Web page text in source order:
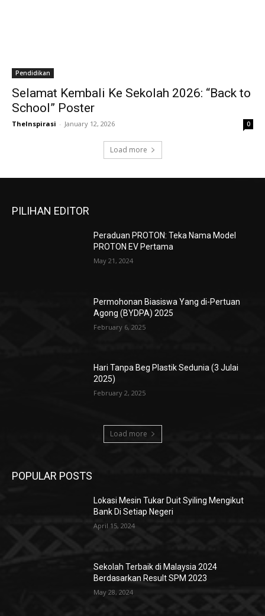
Pendidikan
Selamat Kembali Ke Sekolah 2026: “Back to
School” Poster
TheInspirasi - January 12, 2026 0
Load more
PILIHAN EDITOR
Peraduan PROTON: Teka Nama Model
PROTON EV Pertama
May 21, 2024
Permohonan Biasiswa Yang di-Pertuan
Agong (BYDPA) 2025
February 6, 2025
Hari Tanpa Beg Plastik Sedunia (3 Julai
2025)
February 2, 2025
Load more
POPULAR POSTS
Lokasi Mesin Tukar Duit Syiling Mengikut
Bank Di Setiap Negeri
April 15, 2024
Sekolah Terbaik di Malaysia 2024
Berdasarkan Result SPM 2023
May 28, 2024